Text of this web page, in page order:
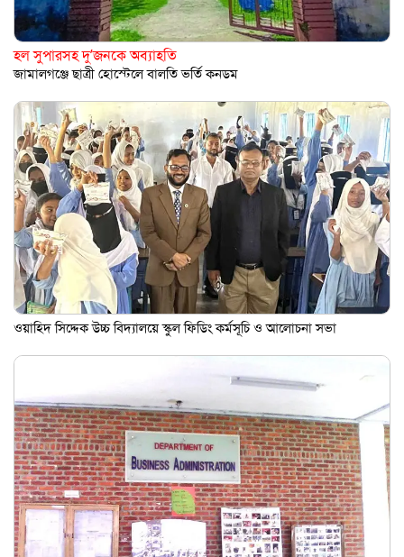
হল সুপারসহ দু’জনকে অব্যাহতি
জামালগঞ্জে ছাত্রী হোস্টেলে বালতি ভর্তি কনডম
ওয়াহিদ সিদ্দেক উচ্চ বিদ্যালয়ে স্কুল ফিডিং কর্মসূচি ও আলোচনা সভা